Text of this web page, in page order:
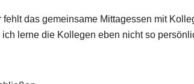
das gemeinsame Mittagessen mit
lerne die Kollegen eben nicht so